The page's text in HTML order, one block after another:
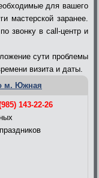
для вашего
мастерской заранее.
звонку в call-центр и
сути проблемы
визита и даты.
м. Южная
143-22-26